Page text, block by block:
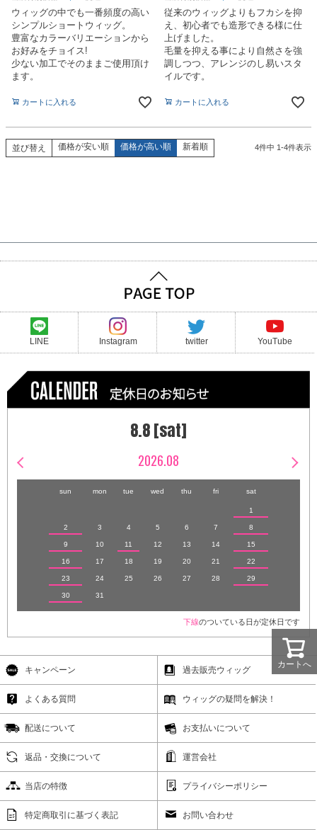
ウィッグの中でも一番頻度の高い
シンプルショートウィッグ。
豊富なカラーバリエーションから
お好みをチョイス!
少ない加工でそのままご使用頂け
ます。
カートに入れる
従来のウィッグよりもフカシを抑
え、初心者でも造形できる様に仕
上げました。
毛量を抑える事により自然さを強
調しつつ、アレンジのし易いスタ
イルです。
カートに入れる
並び替え 価格が安い順 価格が高い順 新着順 4件中 1 -4件表示
カートへ
LINE Instagram twitter YouTube
8.8 [sat]
2026.08
sun mon tue wed thu fri sat
1
2 3 4 5 6 7 8
9 10 11 12 13 14 15
16 17 18 19 20 21 22
23 24 25 26 27 28 29
30 31
下線のついている日が定休日です
キャンペーン 過去販売ウィッグ
よくある質問 ウィッグの疑問を解決！
配送について お支払いについて
返品・交換について 運営会社
当店の特徴 プライバシーポリシー
特定商取引に基づく表記 お問い合わせ